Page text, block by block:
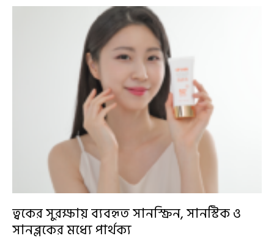
ত্বকের সুরক্ষায় ব্যবহৃত সানস্ক্রিন, সানস্টিক ও
সানব্লকের মধ্যে পার্থক্য